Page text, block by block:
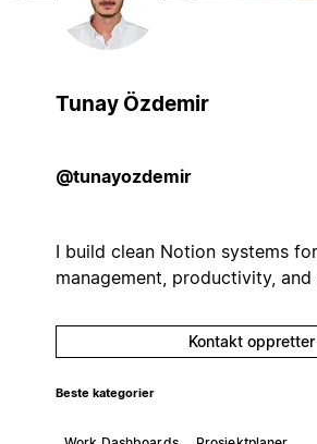
Tunay Özdemir
@tunayozdemir
I build clean Notion systems
management, productivity,
Kontakt oppretter
Beste kategorier